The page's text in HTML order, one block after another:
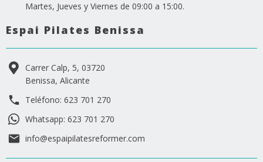
Martes, Jueves y Viernes de 09:00 a 15:00.
Espai Pilates Benissa
Carrer Calp, 5, 03720
Benissa, Alicante
Teléfono: 623 701 270
Whatsapp: 623 701 270
info@espaipilatesreformer.com